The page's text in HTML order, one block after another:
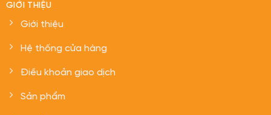
GIỚI THIỆU
Giới thiệu
Hệ thống cửa hàng
Điều khoản giao dịch
Sản phẩm